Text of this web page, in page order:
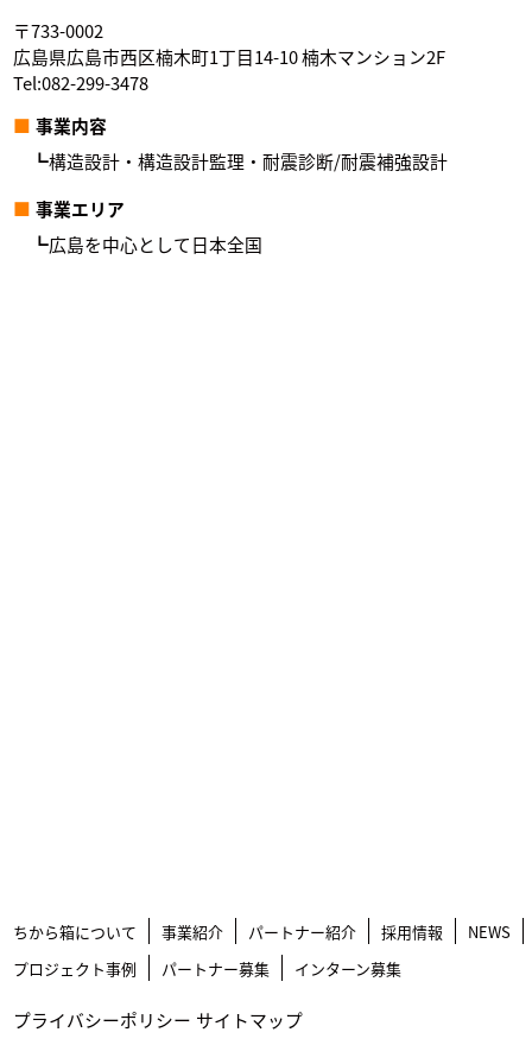
〒733-0002
広島県広島市西区楠木町1丁目14-10 楠木マンション2F
Tel:082-299-3478
事業内容
構造設計・構造設計監理・耐震診断/耐震補強設計
事業エリア
広島を中心として日本全国
ちから箱について 事業紹介 パートナー紹介 採用情報
NEWS
プロジェクト事例
パートナー募集 インターン募集
プライバシーポリシー サイトマップ